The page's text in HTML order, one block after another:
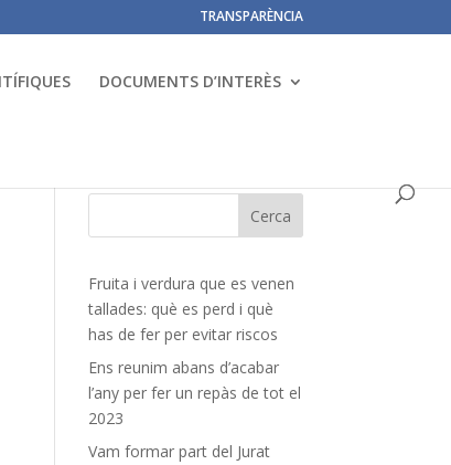
TRANSPARÈNCIA
DOCUMENTS D’INTERÈS
Fruita i verdura que es venen
tallades: què es perd i què
has de fer per evitar riscos
Ens reunim abans d’acabar
l’any per fer un repàs de tot el
2023
Vam formar part del Jurat